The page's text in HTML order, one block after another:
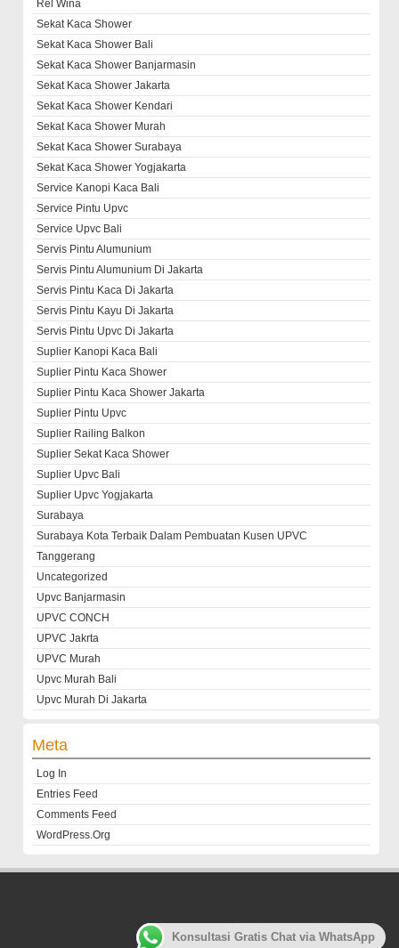
Rel Wina
Sekat Kaca Shower
Sekat Kaca Shower Bali
Sekat Kaca Shower Banjarmasin
Sekat Kaca Shower Jakarta
Sekat Kaca Shower Kendari
Sekat Kaca Shower Murah
Sekat Kaca Shower Surabaya
Sekat Kaca Shower Yogjakarta
Service Kanopi Kaca Bali
Service Pintu Upvc
Service Upvc Bali
Servis Pintu Alumunium
Servis Pintu Alumunium Di Jakarta
Servis Pintu Kaca Di Jakarta
Servis Pintu Kayu Di Jakarta
Servis Pintu Upvc Di Jakarta
Suplier Kanopi Kaca Bali
Suplier Pintu Kaca Shower
Suplier Pintu Kaca Shower Jakarta
Suplier Pintu Upvc
Suplier Railing Balkon
Suplier Sekat Kaca Shower
Suplier Upvc Bali
Suplier Upvc Yogjakarta
Surabaya
Surabaya Kota Terbaik Dalam Pembuatan Kusen UPVC
Tanggerang
Uncategorized
Upvc Banjarmasin
UPVC CONCH
UPVC Jakrta
UPVC Murah
Upvc Murah Bali
Upvc Murah Di Jakarta
Meta
Log In
Entries Feed
Comments Feed
WordPress.org
Konsultasi Gratis Chat via WhatsApp
Customer